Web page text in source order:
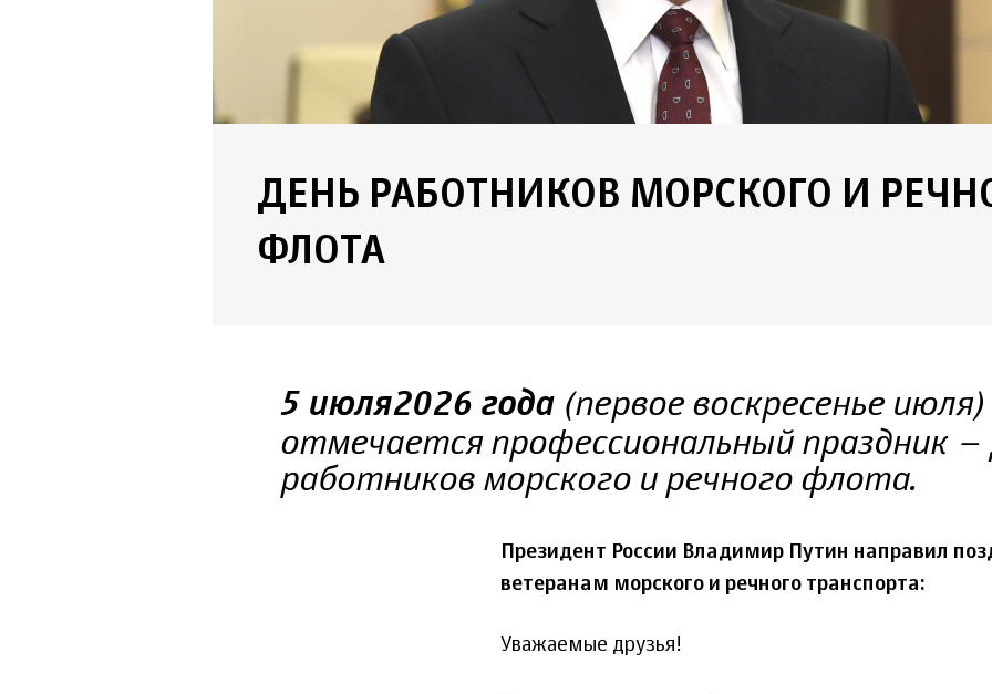
ДЕНЬ РАБОТНИКОВ МОРСКОГО И
ФЛОТА
5 июля 2026 года(первое воскресенье июля)
отмечается профессиональный праздник –
работников морского и речного флота.
Президент России Владимир Путин направил
ветеранам морского и речного транспорта:
Уважаемые друзья!